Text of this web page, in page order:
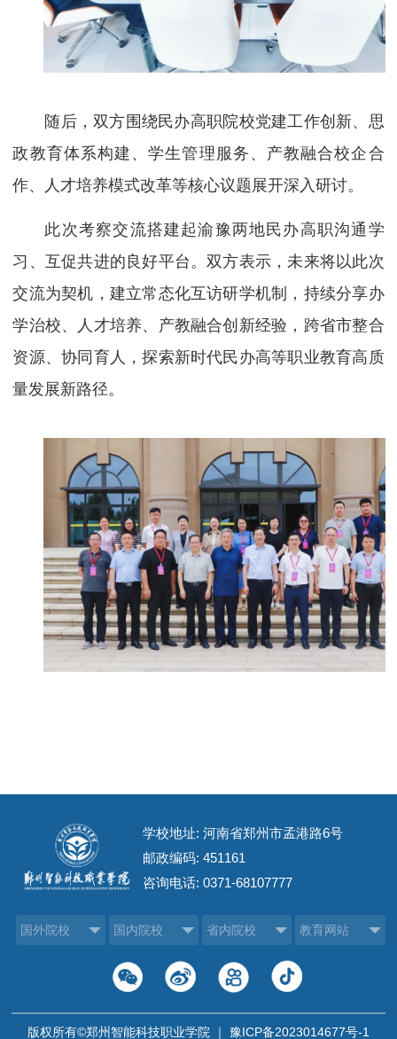
随后，双方围绕民办高职院校党建工作创新、思
政教育体系构建、学生管理服务、产教融合校企合
作、人才培养模式改革等核心议题展开深入研讨。
此次考察交流搭建起渝豫两地民办高职沟通学
习、互促共进的良好平台。双方表示，未来将以此次
交流为契机，建立常态化互访研学机制，持续分享办
学治校、人才培养、产教融合创新经验，跨省市整合
资源、协同育人，探索新时代民办高等职业教育高质
量发展新路径。
学校地址: 河南省郑州市孟港路6号
邮政编码: 451161
咨询电话: 0371-68107777
国外院校 国内院校 省内院校 教育网站
版权所有©郑州智能科技职业学院 ｜ 豫ICP备2023014677号-1